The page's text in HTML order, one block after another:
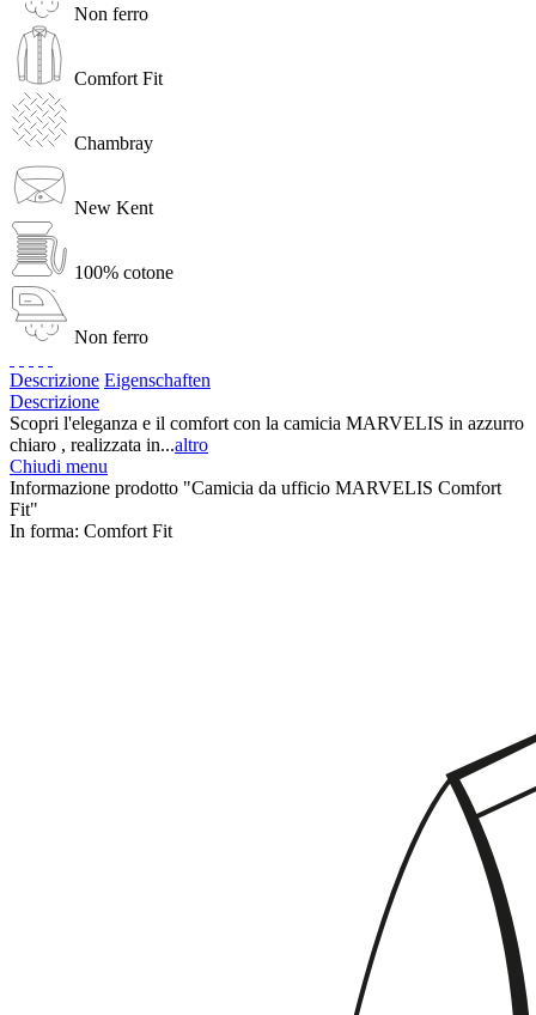
Non ferro
Comfort Fit
Chambray
New Kent
100% cotone
Non ferro
Descrizione Eigenschaften
Descrizione
Scopri l'eleganza e il comfort con la camicia MARVELIS in azzurro
chiaro , realizzata in...altro
Chiudi menu
Informazione prodotto "Camicia da ufficio MARVELIS Comfort
Fit"
In forma: Comfort Fit